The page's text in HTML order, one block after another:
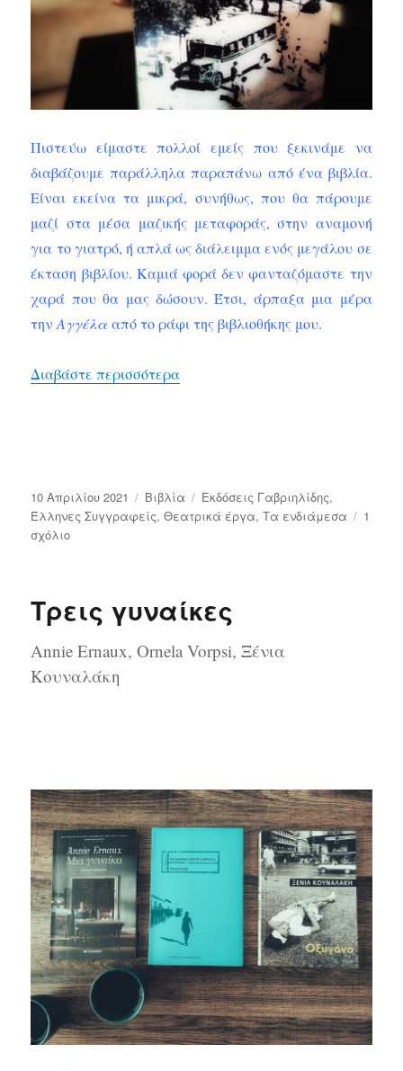
Πιστεύω είμαστε πολλοί εμείς που ξεκινάμε να
διαβάζουμε παράλληλα παραπάνω από ένα βιβλία.
Είναι εκείνα τα μικρά, συνήθως, που θα πάρουμε
μαζί στα μέσα μαζικής μεταφοράς, στην αναμονή
για το γιατρό, ή απλά ως διάλειμμα ενός μεγάλου σε
έκταση βιβλίου. Καμιά φορά δεν φανταζόμαστε την
χαρά που θα μας δώσουν. Έτσι, άρπαξα μια μέρα
τηνΑγγέλααπό το ράφι της βιβλιοθήκης μου.
Διαβάστε περισσότερα
Δημοσιεύτηκε
την
10 Απριλίου 2021 Κατηγορίες
Bιβλία Ετικέτες
Εκδόσεις Γαβριηλίδης,
Έλληνες Συγγραφείς,Θεατρικά έργα,Τα ενδιάμεσα
1
σχόλιοστο
του
Γιώργου
Σεβαστίκογλου
Τρεις γυναίκες
Annie Ernaux, Ornela Vorpsi, Ξένια
Κουναλάκη